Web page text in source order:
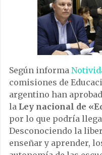
Según informa
comisiones de
argentino han
la Ley nacional de
por lo que podría
Desconociendo la
enseñar y aprender,